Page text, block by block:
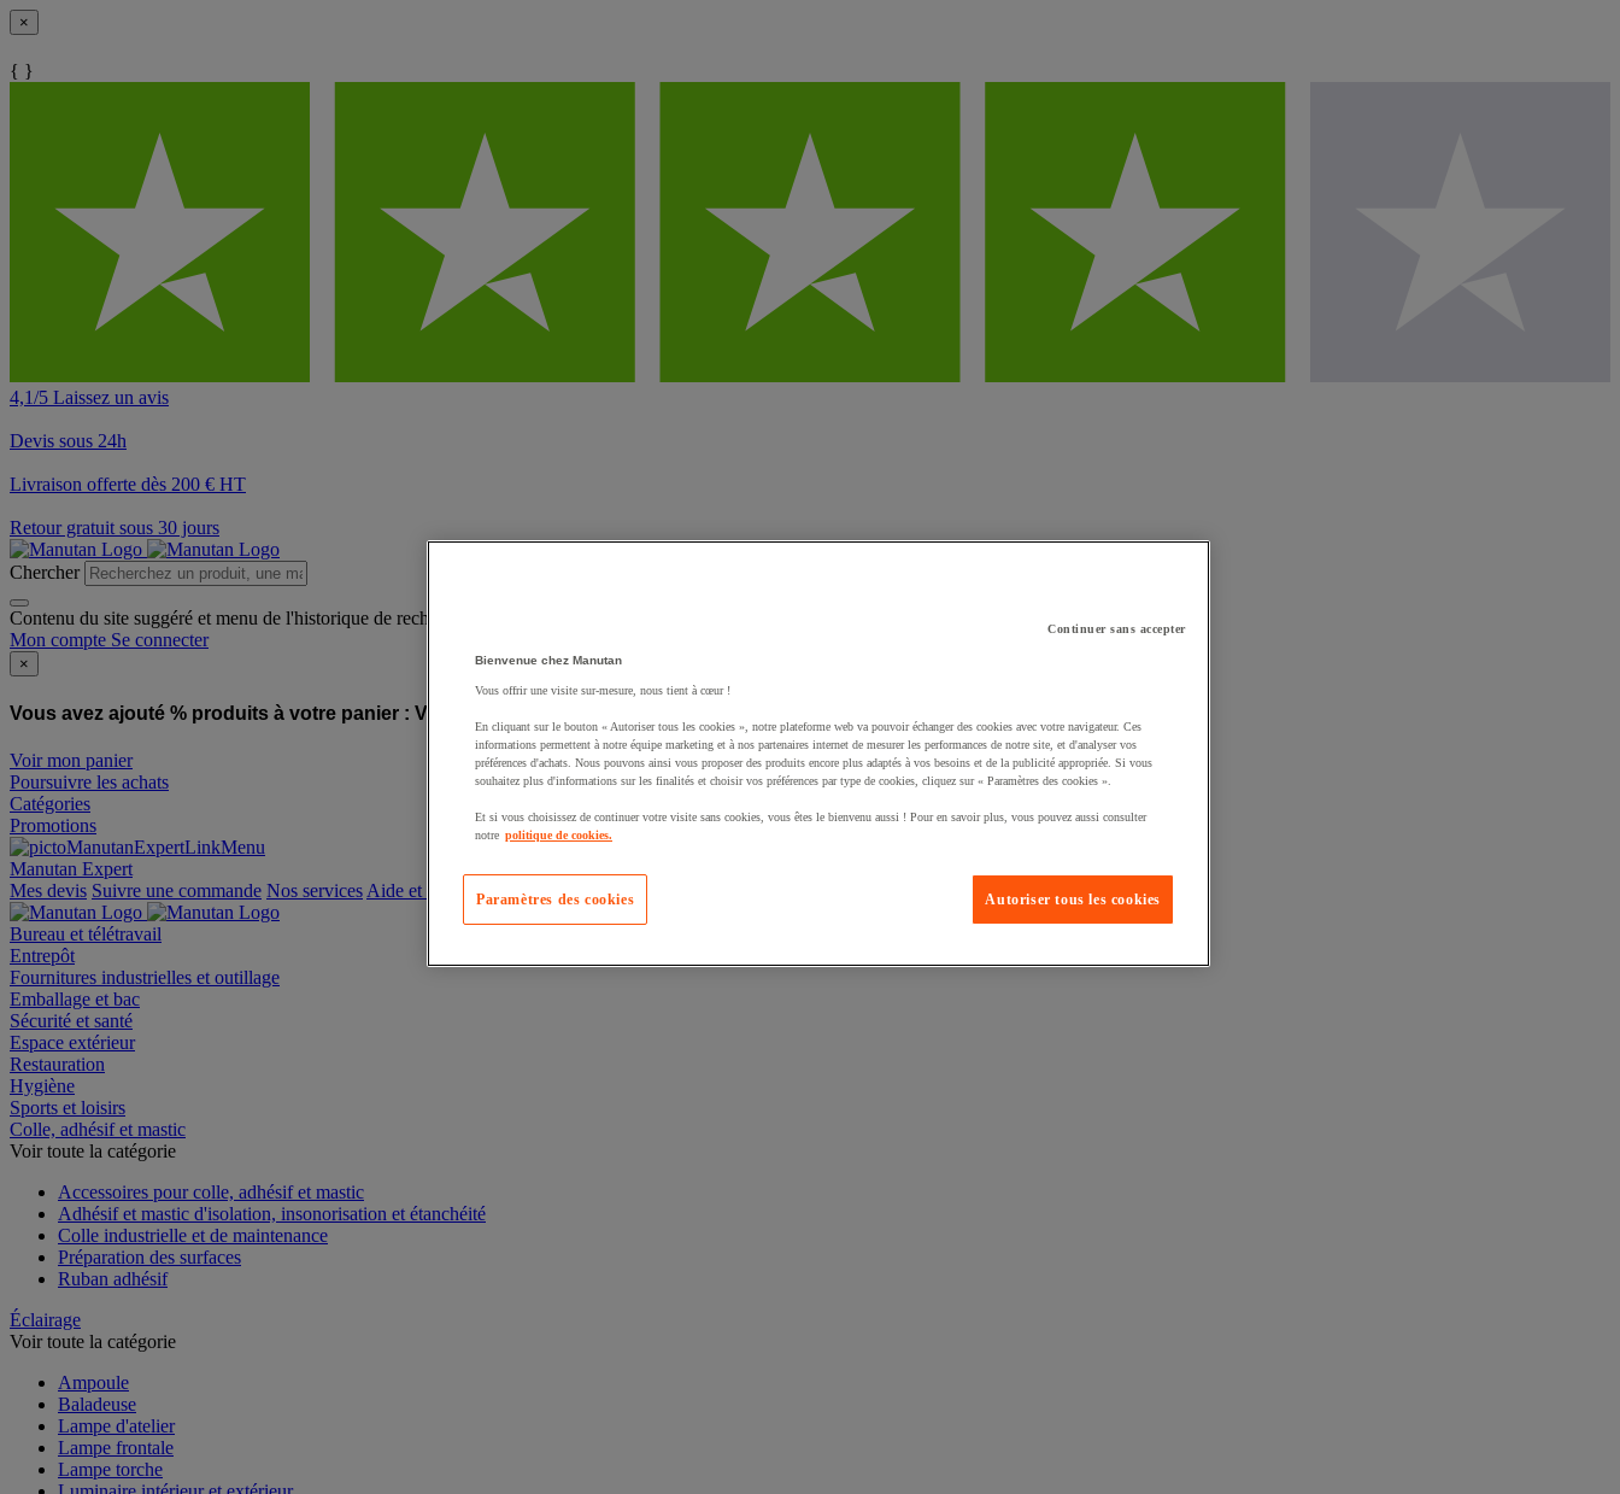
×
{ }
4,1/5 Laissez un avis
Devis sous 24h
Livraison offerte dès 200 € HT
Retour gratuit sous 30 jours
Chercher
Contenu du site suggéré et menu de l'historique de recherche
Mon compte Se connecter
×
Vous avez ajouté % produits à votre panier : Vous avez ajouté un produit à votre panier :
Voir mon panier
Poursuivre les achats
Catégories
Promotions
Manutan Expert
offre reconditionnée
Mes devis Suivre une commande Nos services Aide et contact
Bureau et télétravail
Entrepôt
Fournitures industrielles et outillage
Emballage et bac
Sécurité et santé
Espace extérieur
Restauration
Hygiène
Sports et loisirs
Colle, adhésif et mastic
Accessoires pour colle, adhésif et mastic
Adhésif et mastic d'isolation, insonorisation et étanchéité
Colle industrielle et de maintenance
Préparation des surfaces
Éclairage
Ampoule
Baladeuse
Lampe d'atelier
Lampe frontale
Lampe torche
Continuer sans accepter
Bienvenue chez Manutan
Vous offrir une visite sur-mesure, nous tient à cœur !
En cliquant sur le bouton « Autoriser tous les cookies », notre plateforme web va pouvoir échanger des cookies avec votre navigateur. Ces
informations permettent à notre équipe marketing et à nos partenaires internet de mesurer les performances de notre site, et d'analyser vos
préférences d'achats. Nous pouvons ainsi vous proposer des produits encore plus adaptés à vos besoins et de la publicité appropriée. Si vous
souhaitez plus d'informations sur les finalités et choisir vos préférences par type de cookies, cliquez sur « Paramètres des cookies ».
Et si vous choisissez de continuer votre visite sans cookies, vous êtes le bienvenu aussi ! Pour en savoir plus, vous pouvez aussi consulter
notre politique de cookies.
Autoriser tous les cookies
Paramètres des cookies